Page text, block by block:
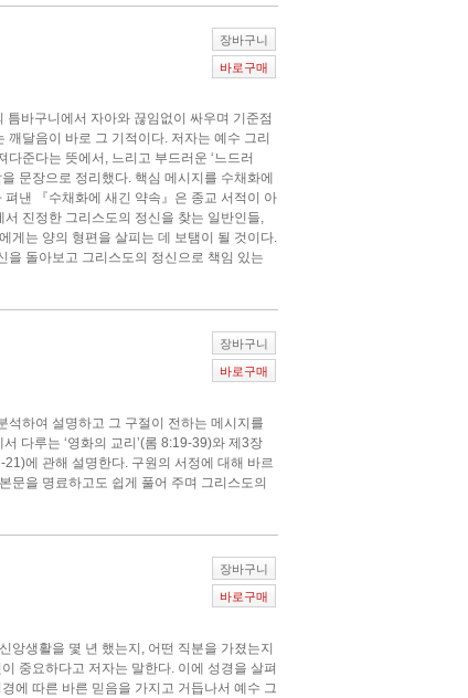
바구니에서 자아와 끊임없이 싸우며 기준점
달음이 바로 그 기적이다. 저자는 예수 그리
준다는 뜻에서, 느리고 부드러운 ‘느드러
문장으로 정리했다. 핵심 메시지를 수채화에
낸 『수채화에 새긴 약속』은 종교 서적이 아
진정한 그리스도의 정신을 찾는 일반인들,
게는 양의 형편을 살피는 데 보탬이 될 것이다.
을 돌아보고 그리스도의 정신으로 책임 있는
장바구니
바로구매
석하여 설명하고 그 구절이 전하는 메시지를
다루는 ‘영화의 교리’(롬 8:19-39)와 제3장
21)에 관해 설명한다. 구원의 서정에 대해 바르
문을 명료하고도 쉽게 풀어 주며 그리스도의
장바구니
바로구매
앙생활을 몇 년 했는지, 어떤 직분을 가졌는지
중요하다고 저자는 말한다. 이에 성경을 살펴
에 따른 바른 믿음을 가지고 거듭나서 예수 그
장바구니
바로구매